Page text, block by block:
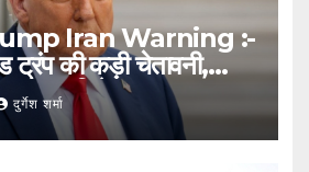
Iran Warning :-
ट्रंप की कड़ी चेतावनी,
का मिलेगा करारा जवाब
दुर्गेश शर्मा